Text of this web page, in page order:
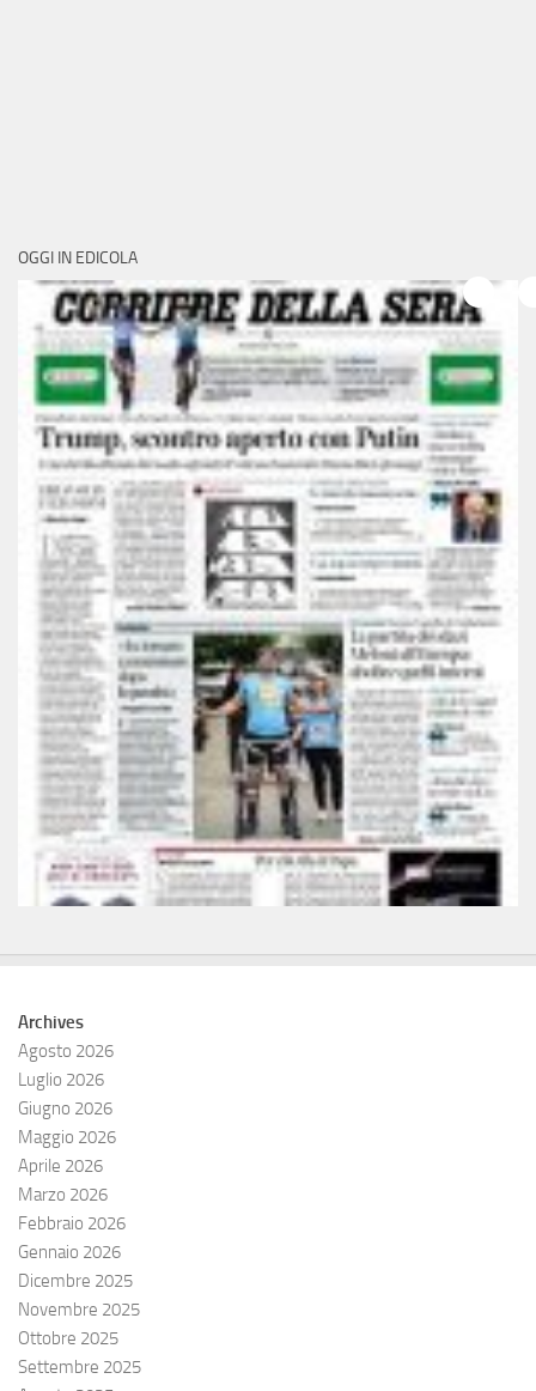
OGGI IN EDICOLA
Archives
Agosto 2026
Luglio 2026
Giugno 2026
Maggio 2026
Aprile 2026
Marzo 2026
Febbraio 2026
Gennaio 2026
Dicembre 2025
Novembre 2025
Ottobre 2025
Settembre 2025